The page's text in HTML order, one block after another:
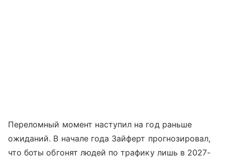
Переломный момент наступил на год раньше
ожиданий. В начале года Зайферт прогнозировал,
что боты обгонят людей по трафику лишь в 2027-